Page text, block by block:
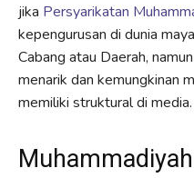
jika Persyarikatan
kepengurusan di dunia
Cabang atau Daerah,
menarik dan kemungkinan
memiliki struktural di media.